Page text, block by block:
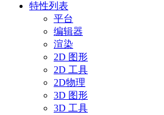
特性列表
平台
编辑器
渲染
2D 图形
2D 工具
2D物理
3D 图形
3D 工具